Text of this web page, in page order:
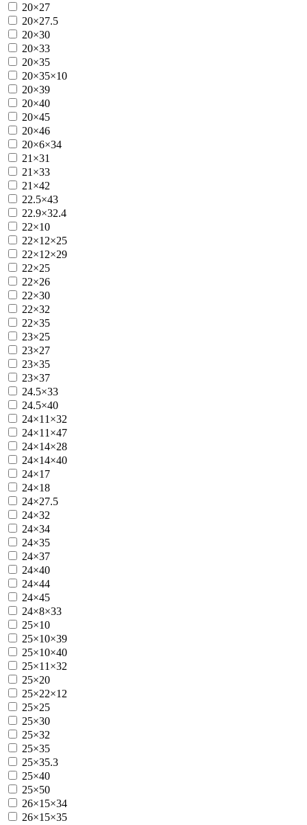
20×27
20×27.5
20×30
20×33
20×35
20×35×10
20×39
20×40
20×45
20×46
20×6×34
21×31
21×33
21×42
22.5×43
22.9×32.4
22×10
22×12×25
22×12×29
22×25
22×26
22×30
22×32
22×35
23×25
23×27
23×35
23×37
24.5×33
24.5×40
24×11×32
24×11×47
24×14×28
24×14×40
24×17
24×18
24×27.5
24×32
24×34
24×35
24×37
24×40
24×44
24×45
24×8×33
25×10
25×10×39
25×10×40
25×11×32
25×20
25×22×12
25×25
25×30
25×32
25×35
25×35.3
25×40
25×50
26×15×34
26×15×35